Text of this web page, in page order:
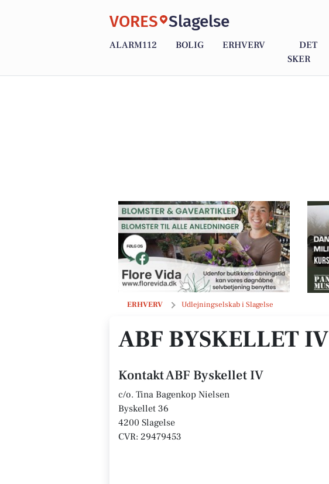
VORES Slagelse
ALARM112 BOLIG ERHVERV
DET
SKER
ERHVERV Udlejningselskab i Slagelse
ABF Byskellet IV
ABF BYSKELLET IV
Kontakt ABF Byskellet IV
c/o. Tina Bagenkop Nielsen
Byskellet 36
4200 Slagelse
CVR: 29479453